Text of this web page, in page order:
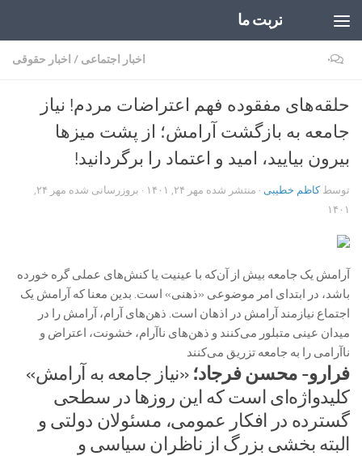
تربت ما
اخبار اجتماعی / اخبار حقوقی ۰
حلقه‌های مفقوده فهم اعتراضات مردم! نیاز
جامعه به بازگشت آرامش؛ از پشت میزها
بیرون بیایید، امید و اعتماد را برگردانید!
توسطکاظم خطیبی · منتشر شده مهر ۲۴, ۱۴۰۱ · بروزرسانی شده
مهر ۲۴,
۱۴۰۱
آرامش یک جامعه بیش از آن‌که با عینیت یا کنش‌های عملی گره خورده
باشد، در ابتدای امر موضوعی «ذهنی» است. بدین معنا که آرامش یک
اجتماع نیازمند آرامش در اذهان است. ذهن‌های آرام، آرامش را در
میدان عینی متبلور می‌کنند و ذهن‌های ناآرام، خشونت، اعتراض و
ناآرامی را به جامعه تزریق می‌کنند
فرارو- محسن فرجاد؛«نیاز جامعه به آرامش»
کلیدواژه‌ای است که این روز‌ها در سطحی
گسترده در افکار عمومی، مسئولان دولتی و
البته بخشی بزرگ از ناظران سیاسی و